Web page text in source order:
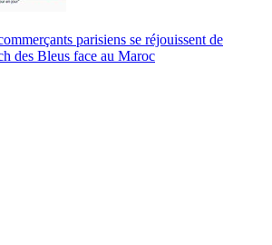
parisiens se réjouissent de
des Bleus face au Maroc